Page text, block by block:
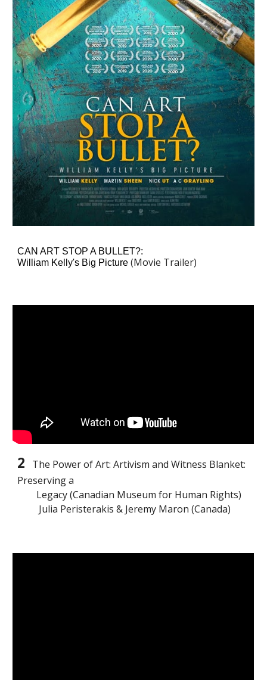
CAN ART STOP A BULLET?:
William Kelly's Big Picture (Movie Trailer)
2
The Power of Art: Artivism and Witness Blanket:
Preserving a
        Legacy (Canadian Museum for Human Rights)
Julia Peristerakis & Jeremy Maron (Canada)